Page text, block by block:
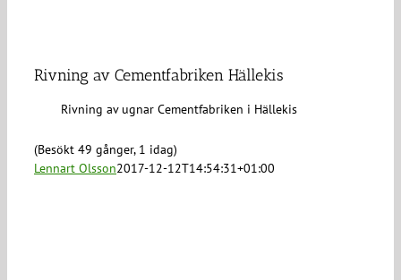
Rivning av Cementfabriken Hällekis
Rivning av ugnar Cementfabriken i Hällekis
(Besökt 49 gånger, 1 idag)
Lennart Olsson2017-12-12T14:54:31+01:00